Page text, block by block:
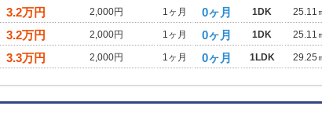
3.2万円 2,000円 1ヶ月 0ヶ月 1DK 25.11
3.2万円 2,000円 1ヶ月 0ヶ月 1DK 25.11
3.3万円 2,000円 1ヶ月 0ヶ月 1LDK 29.25